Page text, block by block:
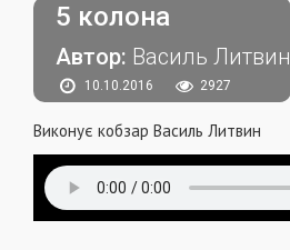
5 колона
Автор: Василь Литвин
10.10.2016 2927
Виконує кобзар Василь Литвин